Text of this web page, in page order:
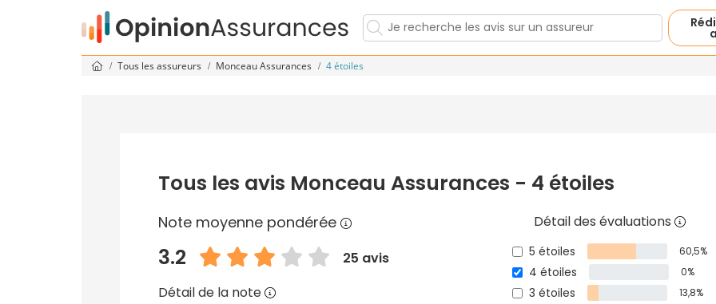
Tous les assureurs Monceau Assurances 4 étoiles
Tous les avis Monceau Assurances - 4 étoiles
Note moyenne pondérée
3.2
25 avis
Détail de la note
Détail des évaluations
5 étoiles 60,5%
4 étoiles 0%
3 étoiles 13,8%